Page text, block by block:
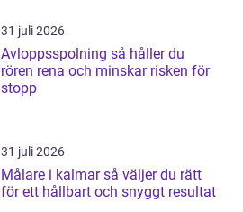
31 juli 2026
Avloppsspolning så håller du
rören rena och minskar risken för
stopp
31 juli 2026
Målare i kalmar så väljer du rätt
för ett hållbart och snyggt resultat